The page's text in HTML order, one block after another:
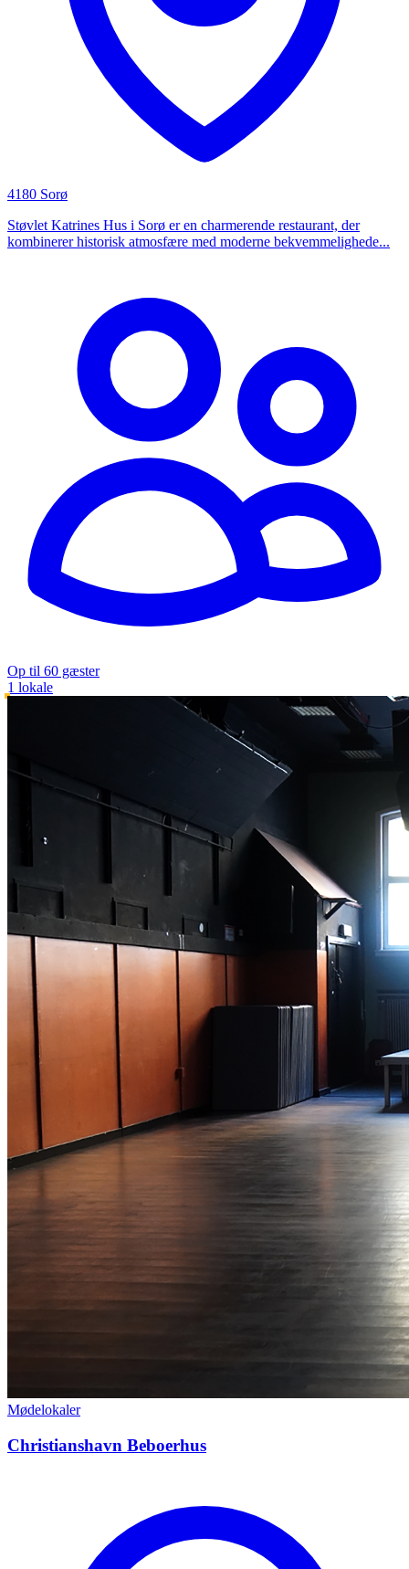
4180 Sorø
Støvlet Katrines Hus i Sorø er en charmerende restaurant, der
kombinerer historisk atmosfære med moderne bekvemmelighede...
Op til 60 gæster
1 lokale
Mødelokaler
Christianshavn Beboerhus